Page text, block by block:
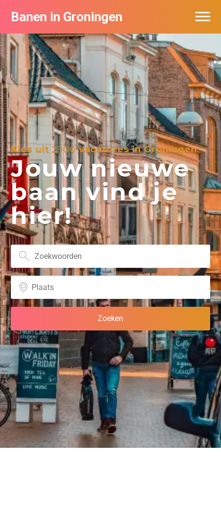
Banen in Groningen
Kies uit2900vacatures in Groningen
Jouw nieuwe
baan vind je
hier!
Vacatures per bedrijf
De populairste vacatures in Groningen
Nieuwsbrief feed